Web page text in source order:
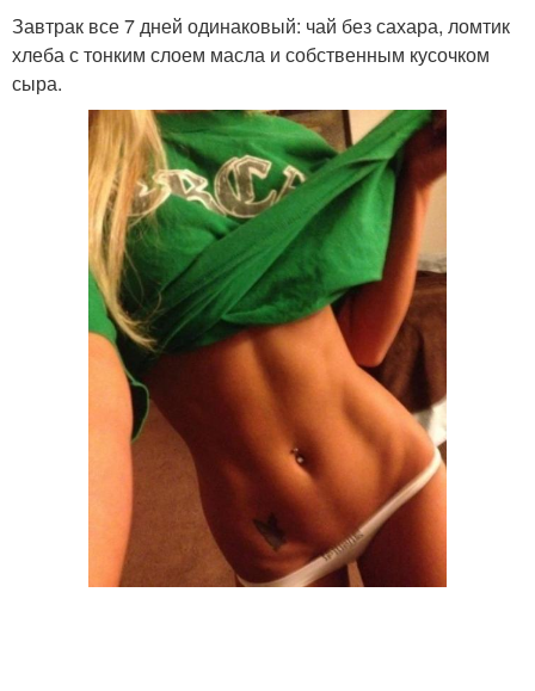
Завтрак все 7 дней одинаковый: чай без сахара, ломтик
хлеба с тонким слоем масла и собственным кусочком
сыра.